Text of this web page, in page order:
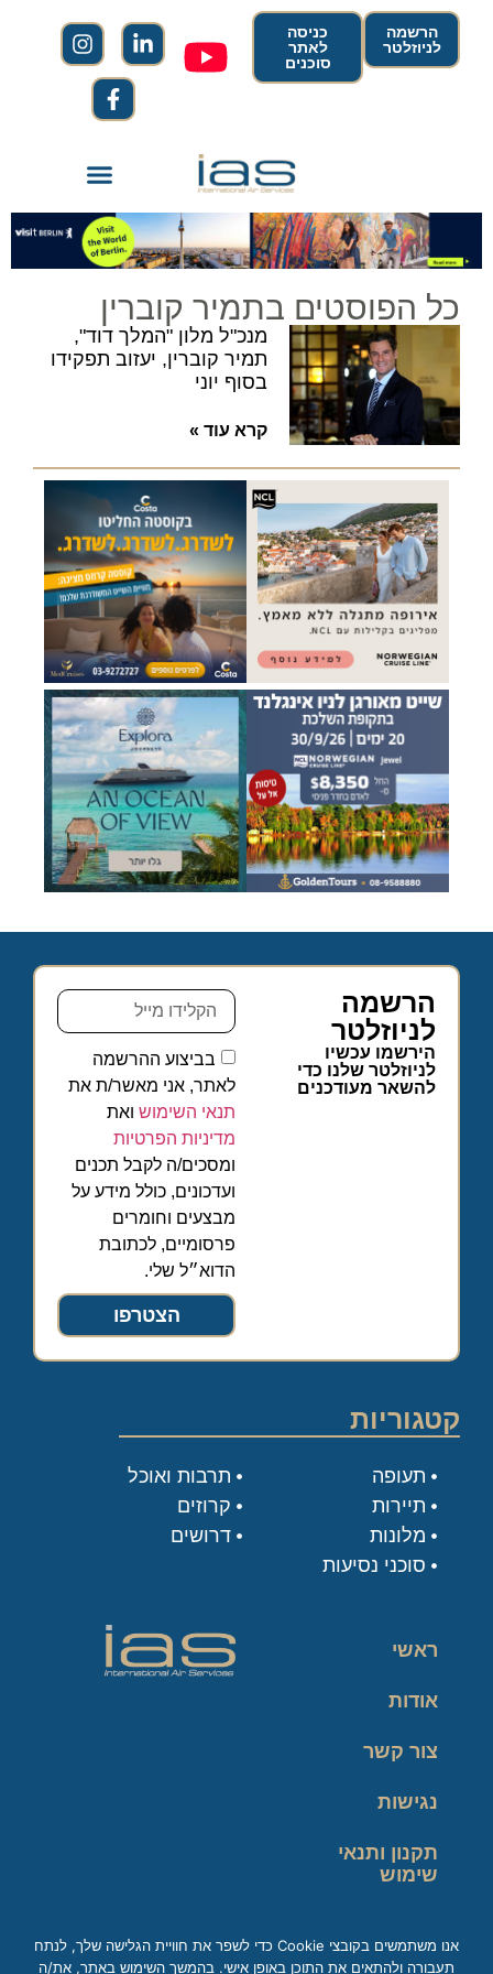
הרשמה
לניוזלטר
כניסה
לאתר
סוכנים
כל הפוסטים בתמיר קוברין
מנכ"ל מלון "המלך דוד",
תמיר קוברין, יעזוב תפקידו
בסוף יוני
קרא עוד »
הרשמה
לניוזלטר
הירשמו עכשיו
לניוזלטר שלנו כדי
להשאר מעודכנים
בביצוע ההרשמה
לאתר, אני מאשר/ת את
תנאי השימוש ואת
מדיניות הפרטיות
ומסכים/ה לקבל תכנים
ועדכונים, כולל מידע על
מבצעים וחומרים
פרסומיים, לכתובת
הדוא״ל שלי.
הצטרפו
קטגוריות
תעופה
תיירות
מלונות
סוכני נסיעות
תרבות ואוכל
קרוזים
דרושים
ראשי
אודות
צור קשר
נגישות
תקנון ותנאי
שימוש
אנו משתמשים בקובצי Cookie כדי לשפר את חוויית הגלישה שלך, לנתח
תעבורה ולהתאים את התוכן באופן אישי. בהמשך השימוש באתר, את/ה